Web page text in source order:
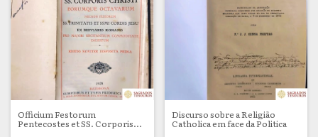
Officium Festorum
Pentecostes et SS. Corporis
Discurso sobre a Religião
Catholica em face da Politica